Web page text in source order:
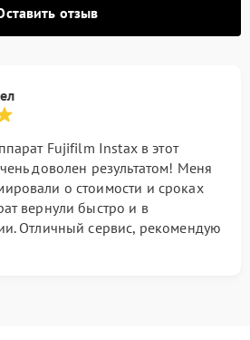
отзыв
Fujifilm Instax в этот
доволен результатом! Меня
о стоимости и сроках
вернули быстро и в
Отличный сервис, рекомендую